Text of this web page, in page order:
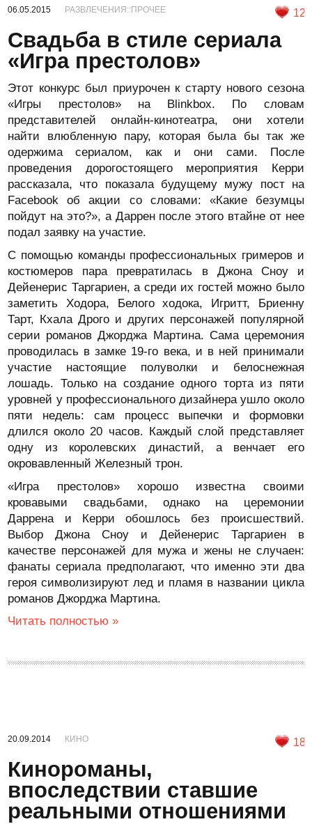
06.05.2015 РАЗВЛЕЧЕНИЯ::ПРОЧЕЕ 12
Свадьба в стиле сериала
«Игра престолов»
Этот конкурс был приурочен к старту нового сезона
«Игры престолов» на Blinkbox. По словам
представителей онлайн-кинотеатра, они хотели
найти влюбленную пару, которая была бы так же
одержима сериалом, как и они сами. После
проведения дорогостоящего мероприятия Керри
рассказала, что показала будущему мужу пост на
Facebook об акции со словами: «Какие безумцы
пойдут на это?», а Даррен после этого втайне от нее
подал заявку на участие.
С помощью команды профессиональных гримеров и
костюмеров пара превратилась в Джона Сноу и
Дейенерис Таргариен, а среди их гостей можно было
заметить Ходора, Белого ходока, Игритт, Бриенну
Тарт, Кхала Дрого и других персонажей популярной
серии романов Джорджа Мартина. Сама церемония
проводилась в замке 19-го века, и в ней принимали
участие настоящие полуволки и белоснежная
лошадь. Только на создание одного торта из пяти
уровней у профессионального дизайнера ушло около
пяти недель: сам процесс выпечки и формовки
длился около 20 часов. Каждый слой представляет
одну из королевских династий, а венчает его
окровавленный Железный трон.
«Игра престолов» хорошо известна своими
кровавыми свадьбами, однако на церемонии
Даррена и Керри обошлось без происшествий.
Выбор Джона Сноу и Дейенерис Таргариен в
качестве персонажей для мужа и жены не случаен:
фанаты сериала предполагают, что именно эти два
героя символизируют лед и пламя в названии цикла
романов Джорджа Мартина.
Читать полностью »
20.09.2014 КИНО 18
Кинороманы,
впоследствии ставшие
реальными отношениями